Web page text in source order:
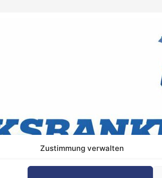
Zustimmung verwalten